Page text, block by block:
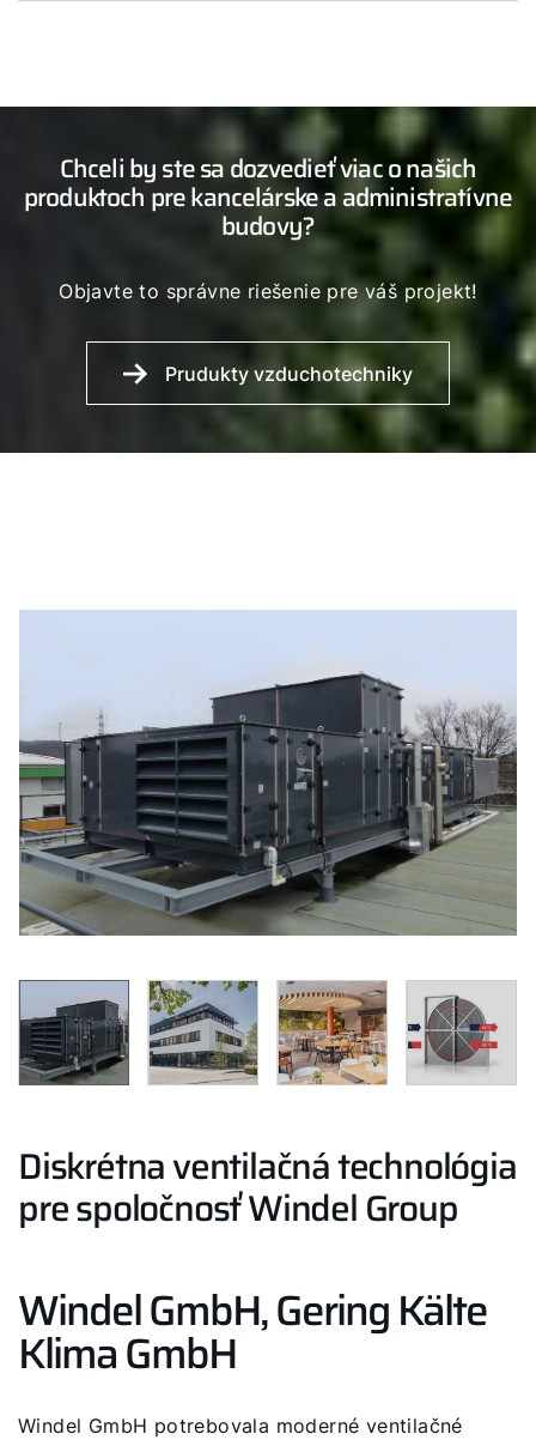
Chceli by ste sa dozvedieť viac o našich
produktoch pre kancelárske a administratívne
budovy?
Objavte to správne riešenie pre váš projekt!
Prudukty vzduchotechniky
Diskrétna ventilačná technológia
pre spoločnosť Windel Group
Windel GmbH, Gering Kälte
Klima GmbH
Windel GmbH potrebovala moderné ventilačné